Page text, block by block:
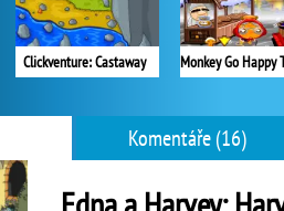
Clickventure: Castaway
Komentáře (16)